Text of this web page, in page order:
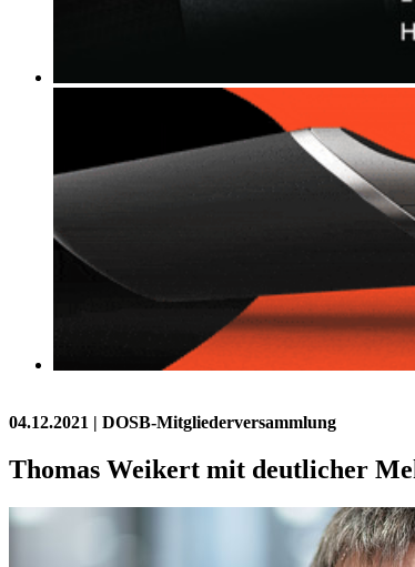
04.12.2021 | DOSB-Mitgliederversammlung
Thomas Weikert mit deutlicher